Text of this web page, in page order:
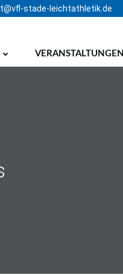
stade-leichtathletik.de
VERANSTALTUNGEN